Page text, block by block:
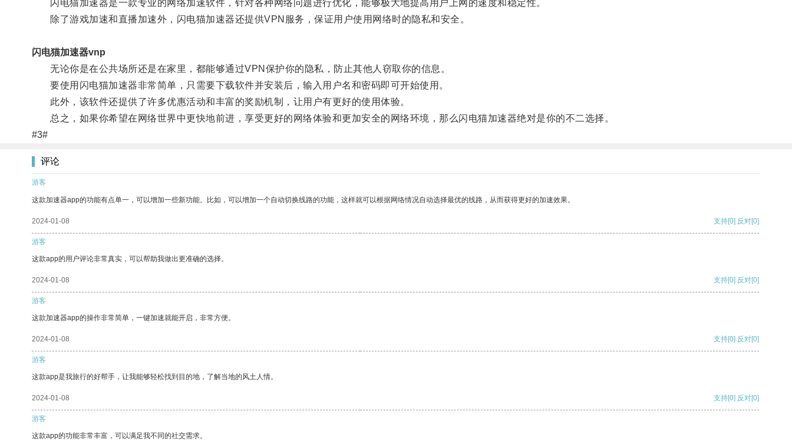
闪电猫加速器是一款专业的网络加速软件，针对各种网络问题进行优化，能够极大地提高用户上网的速度和稳定性。
除了游戏加速和直播加速外，闪电猫加速器还提供VPN服务，保证用户使用网络时的隐私和安全。
闪电猫加速器vnp
无论你是在公共场所还是在家里，都能够通过VPN保护你的隐私，防止其他人窃取你的信息。
要使用闪电猫加速器非常简单，只需要下载软件并安装后，输入用户名和密码即可开始使用。
此外，该软件还提供了许多优惠活动和丰富的奖励机制，让用户有更好的使用体验。
总之，如果你希望在网络世界中更快地前进，享受更好的网络体验和更加安全的网络环境，那么闪电猫加速器绝对是你的不二选择。
#3#
评论
游客
这款加速器app的功能有点单一，可以增加一些新功能。比如，可以增加一个自动切换线路的功能，这样就可以根据网络情况自动选择最优的线路，从而获得更好的加速效果。
2024-01-08 支持[0] 反对[0]
游客
这款app的用户评论非常真实，可以帮助我做出更准确的选择。
2024-01-08 支持[0] 反对[0]
游客
这款加速器app的操作非常简单，一键加速就能开启，非常方便。
2024-01-08 支持[0] 反对[0]
游客
这款app是我旅行的好帮手，让我能够轻松找到目的地，了解当地的风土人情。
2024-01-08 支持[0] 反对[0]
游客
这款app的功能非常丰富，可以满足我不同的社交需求。